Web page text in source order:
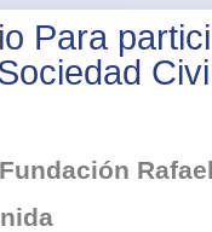
Para